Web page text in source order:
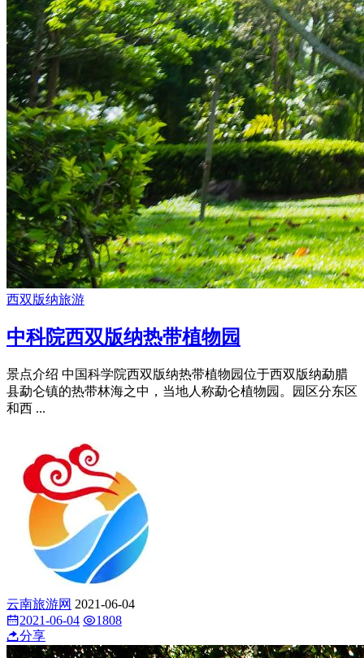
西双版纳旅游
中科院西双版纳热带植物园
景点介绍 中国科学院西双版纳热带植物园位于西双版纳勐腊
县勐仑镇的热带林海之中，当地人称勐仑植物园。园区分东区
和西 ...
云南旅游网 2021-06-04
2021-06-04
1808
分享